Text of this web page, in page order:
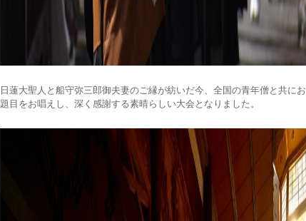
日蓮大聖人と船守弥三郎御夫妻のご縁が紡いだ今、全国の青年僧と共にお
題目をお唱えし、深く感謝する素晴らしい大会となりました。